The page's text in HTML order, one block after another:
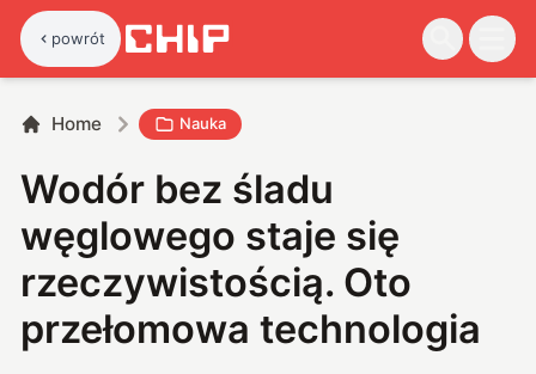
powrót
Home Nauka
Wodór bez śladu
węglowego staje się
rzeczywistością. Oto
przełomowa technologia